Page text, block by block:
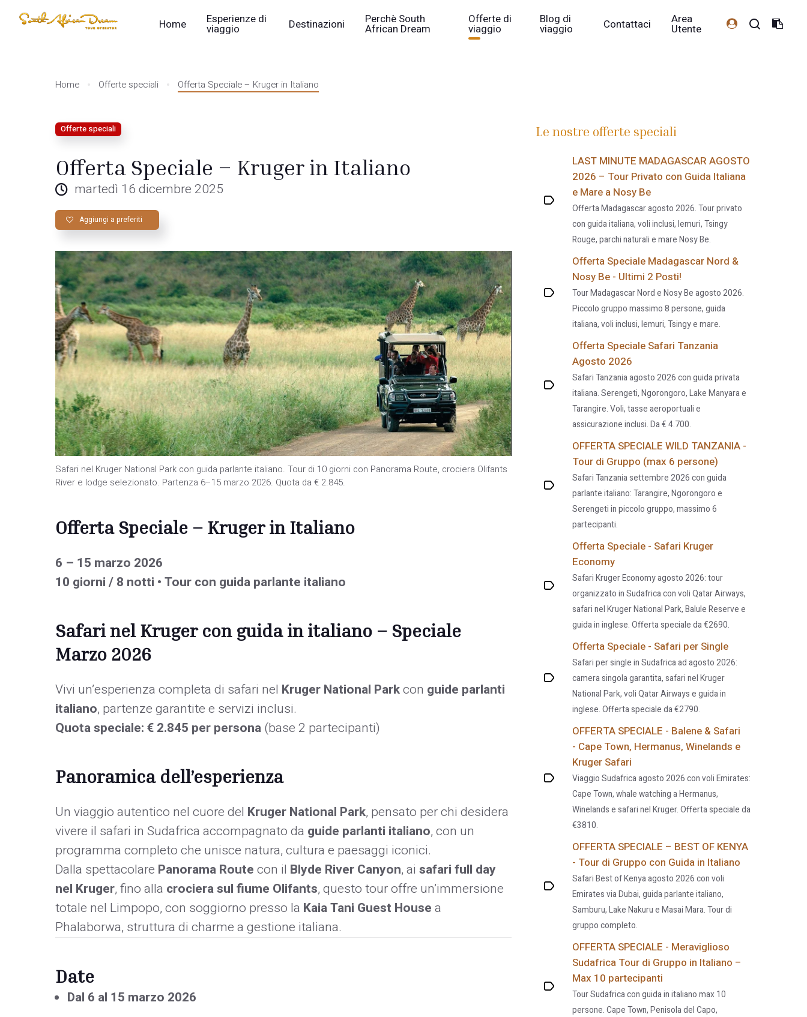
Home Esperienze di
viaggio Destinazioni Perchè South
African Dream
Offerte di
viaggio
Blog di
viaggio Contattaci Area
Utente
Home Offerte speciali Offerta Speciale – Kruger in Italiano
Offerte speciali
Offerta Speciale – Kruger in Italiano
martedì 16 dicembre 2025
Aggiungi a preferiti
Safari nel Kruger National Park con guida parlante italiano. Tour di 10 giorni con Panorama Route, crociera Olifants
River e lodge selezionato. Partenza 6–15 marzo 2026. Quota da € 2.845.
Offerta Speciale – Kruger in Italiano
6 – 15 marzo 2026
10 giorni / 8 notti • Tour con guida parlante italiano
Safari nel Kruger con guida in italiano – Speciale
Marzo 2026
Vivi un’esperienza completa di safari nel Kruger National Parkcon guide parlanti
italiano, partenze garantite e servizi inclusi.
Quota speciale: € 2.845 per persona(base 2 partecipanti)
Panoramica dell’esperienza
Un viaggio autentico nel cuore del Kruger National Park, pensato per chi desidera
vivere il safari in Sudafrica accompagnato da guide parlanti italiano, con un
programma completo che unisce natura, cultura e paesaggi iconici.
Dalla spettacolare Panorama Routecon il Blyde River Canyon, ai safari full day
nel Kruger, fino alla crociera sul fiume Olifants, questo tour offre un’immersione
totale nel Limpopo, con soggiorno presso la Kaia Tani Guest Housea
Phalaborwa, struttura di charme a gestione italiana.
Date
Dal 6 al 15 marzo 2026
Le nostre offerte speciali
LAST MINUTE MADAGASCAR AGOSTO
2026 – Tour Privato con Guida Italiana
e Mare a Nosy Be
Offerta Madagascar agosto 2026. Tour privato
con guida italiana, voli inclusi, lemuri, Tsingy
Rouge, parchi naturali e mare Nosy Be.
Offerta Speciale Madagascar Nord &
Nosy Be - Ultimi 2 Posti!
Tour Madagascar Nord e Nosy Be agosto 2026.
Piccolo gruppo massimo 8 persone, guida
italiana, voli inclusi, lemuri, Tsingy e mare.
Offerta Speciale Safari Tanzania
Agosto 2026
Safari Tanzania agosto 2026 con guida privata
italiana. Serengeti, Ngorongoro, Lake Manyara e
Tarangire. Voli, tasse aeroportuali e
assicurazione inclusi. Da € 4.700.
OFFERTA SPECIALE WILD TANZANIA -
Tour di Gruppo (max 6 persone)
Safari Tanzania settembre 2026 con guida
parlante italiano: Tarangire, Ngorongoro e
Serengeti in piccolo gruppo, massimo 6
partecipanti.
Offerta Speciale - Safari Kruger
Economy
Safari Kruger Economy agosto 2026: tour
organizzato in Sudafrica con voli Qatar Airways,
safari nel Kruger National Park, Balule Reserve e
guida in inglese. Offerta speciale da €2690.
Offerta Speciale - Safari per Single
Safari per single in Sudafrica ad agosto 2026:
camera singola garantita, safari nel Kruger
National Park, voli Qatar Airways e guida in
inglese. Offerta speciale da €2790.
OFFERTA SPECIALE - Balene & Safari
- Cape Town, Hermanus, Winelands e
Kruger Safari
Viaggio Sudafrica agosto 2026 con voli Emirates:
Cape Town, whale watching a Hermanus,
Winelands e safari nel Kruger. Offerta speciale da
€3810.
OFFERTA SPECIALE – BEST OF KENYA
- Tour di Gruppo con Guida in Italiano
Safari Best of Kenya agosto 2026 con voli
Emirates via Dubai, guida parlante italiano,
Samburu, Lake Nakuru e Masai Mara. Tour di
gruppo completo.
OFFERTA SPECIALE - Meraviglioso
Sudafrica Tour di Gruppo in Italiano –
Max 10 partecipanti
Tour Sudafrica con guida in italiano max 10
persone. Cape Town, Penisola del Capo,